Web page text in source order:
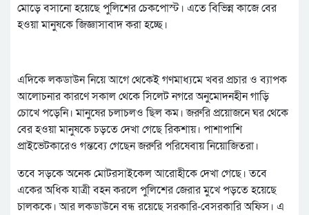
মোড়ে বসানো হয়েছে পুলিশের চেকপোস্ট। এতে বিভিন্ন কাজে বের
হওয়া মানুষকে জিজ্ঞাসাবাদ করা হচ্ছে।
এদিকে লকডাউন নিয়ে আগে থেকেই গণমাধ্যমে খবর প্রচার ও ব্যাপক
আলোচনার কারণে সকাল থেকে সিলেট নগরে অনুমোদনহীন গাড়ি
চোখে পড়েনি। মানুষের চলাচলও ছিল কম। জরুরি প্রয়োজনে ঘর থেকে
বের হওয়া মানুষকে চড়তে দেখা গেছে রিকশায়। পাশাপাশি
প্রাইভেটকারেও গন্তব্যে গেছেন জরুরি পরিষেবায় নিয়োজিতরা।
তবে সড়কে অনেক মোটরসাইকেল আরোহীকে দেখা গেছে। তবে
একের অধিক যাত্রী বহন করলে পুলিশের জেরার মুখে পড়তে হয়েছে
চালককে। আর লকডাউনে বন্ধ রয়েছে সরকারি-বেসরকারি অফিস। এ